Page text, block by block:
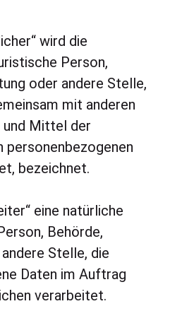
wird die
Person,
oder andere Stelle,
mit anderen
und Mittel der
personenbezogenen
bezeichnet.
eine natürliche
Behörde,
Stelle, die
Daten im Auftrag
verarbeitet.